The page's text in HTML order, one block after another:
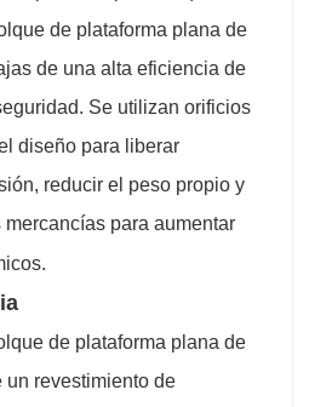
de plataforma plana de
de una alta eficiencia de
Se utilizan orificios
diseño para liberar
reducir el peso propio y
mercancías para aumentar
de plataforma plana de
un revestimiento de